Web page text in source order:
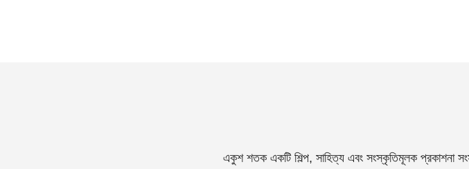
একুশ শতক একটি শিল্প, সাহিত্য এবং সংস্কৃতিমূলক প্রকাশনা